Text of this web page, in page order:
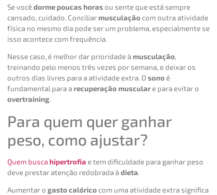
Se vocêdorme poucas horas ou sente que está sempre
cansado, cuidado. Conciliar musculação com outra atividade
física no mesmo dia pode ser um problema, especialmente se
isso acontece com frequência.
Nesse caso, é melhor dar prioridade à musculação,
treinando pelo menos três vezes por semana, e deixar os
outros dias livres para a atividade extra. O sono é
fundamental para a recuperação muscular e para evitar o
overtraining.
Para quem quer ganhar
peso, como ajustar?
Quem busca hipertrofia e tem dificuldade para ganhar peso
deve prestar atenção redobrada à dieta
Aumentar o gasto calórico com uma atividade extra significa